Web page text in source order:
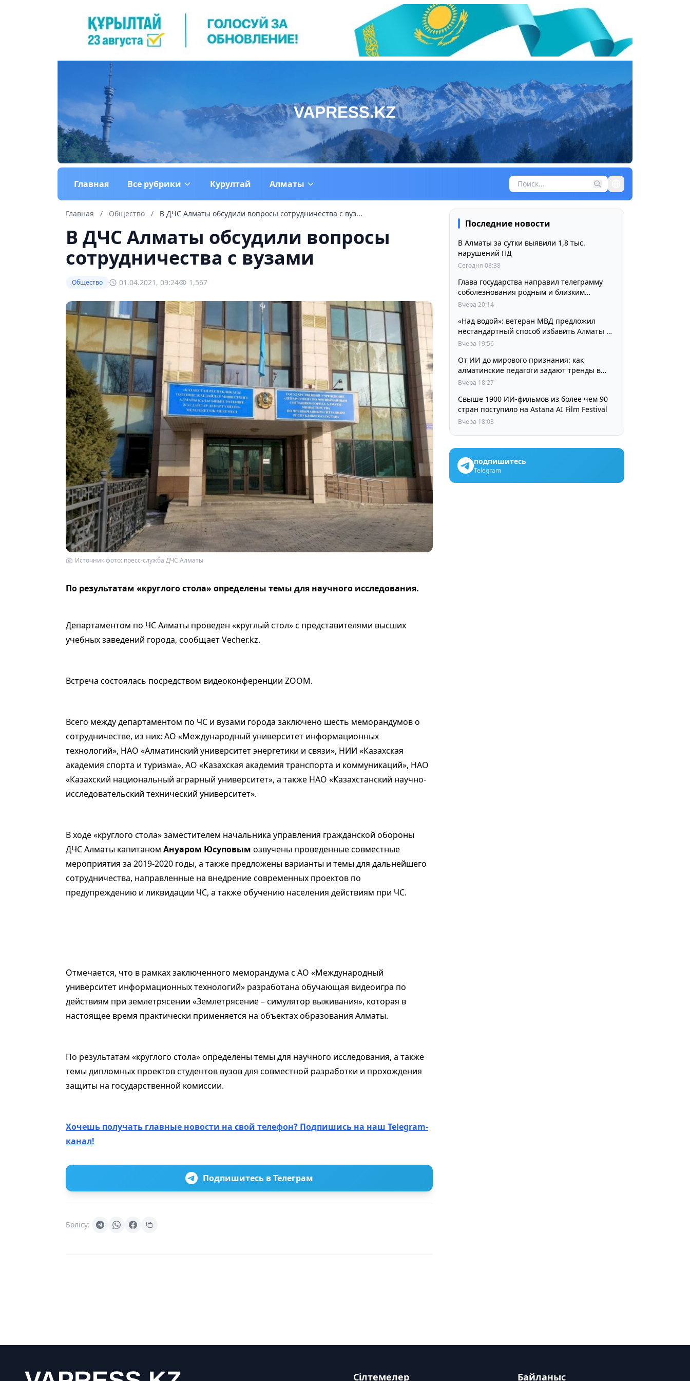
Главная Все рубрики Курултай Алматы
Главная / Общество / В ДЧС Алматы обсудили вопросы сотрудничества с вуз...
В ДЧС Алматы обсудили вопросы
сотрудничества с вузами
Общество 01.04.2021, 09:24 1,567
Источник фото: пресс-служба ДЧС Алматы
По результатам «круглого стола» определены темы для научного исследования.
Департаментом по ЧС Алматы проведен «круглый стол» с представителями высших
учебных заведений города, сообщает Vecher.kz.
Встреча состоялась посредством видеоконференции ZOOM.
Всего между департаментом по ЧС и вузами города заключено шесть меморандумов о
сотрудничестве, из них: АО «Международный университет информационных
технологий», НАО «Алматинский университет энергетики и связи», НИИ «Казахская
академия спорта и туризма», АО «Казахская академия транспорта и коммуникаций», НАО
«Казахский национальный аграрный университет», а также НАО «Казахстанский научно-
исследовательский технический университет».
В ходе «круглого стола» заместителем начальника управления гражданской обороны
ДЧС Алматы капитаном Ануаром Юсуповым озвучены проведенные совместные
мероприятия за 2019-2020 годы, а также предложены варианты и темы для дальнейшего
сотрудничества, направленные на внедрение современных проектов по
предупреждению и ликвидации ЧС, а также обучению населения действиям при ЧС.
Отмечается, что в рамках заключенного меморандума с АО «Международный
университет информационных технологий» разработана обучающая видеоигра по
действиям при землетрясении «Землетрясение – симулятор выживания», которая в
настоящее время практически применяется на объектах образования Алматы.
По результатам «круглого стола» определены темы для научного исследования, а также
темы дипломных проектов студентов вузов для совместной разработки и прохождения
защиты на государственной комиссии.
Хочешь получать главные новости на свой телефон? Подпишись на наш Telegram-
канал!
Подпишитесь в Телеграм
Бөлісу:
Последние новости
В Алматы за сутки выявили 1,8 тыс.
нарушений ПД
Сегодня 08:38
Глава государства направил телеграмму
соболезнования родным и близким
выдающегося кинорежиссера Ардака
Вчера 20:14
«Над водой»: ветеран МВД предложил
нестандартный способ избавить Алматы от
пробок и смога
Вчера 19:56
От ИИ до мирового признания: как
алматинские педагоги задают тренды в
изучении языков
Вчера 18:27
Свыше 1900 ИИ-фильмов из более чем 90
стран поступило на Astana AI Film Festival
Вчера 18:03
подпишитесь
Telegram
Сілтемелер Байланыс